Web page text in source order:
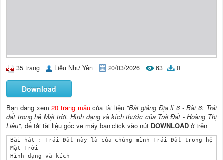
35 trang Liễu Như Yên 20/03/2026 63 0
Download
Bạn đang xem20 trang mẫucủa tài liệu "Bài giảng Địa lí 6 - Bài 6: Trái
đất trong hệ Mặt trời. Hình dạng và kích thước của Trái Đất - Hoàng Thị
Liêu", để tải tài liệu gốc về máy bạn click vào nút DOWNLOAD ở trên
Bài hát : Trái Đất này là của chúng mình Trái Đất trong hệ
Mặt Trời
Hình dạng và kích